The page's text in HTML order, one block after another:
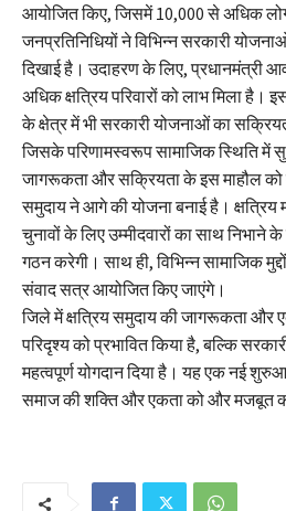
आयोजित किए, जिसमें 10,000 से अधिक
जनप्रतिनिधियों ने विभिन्न सरकारी
दिखाई है। उदाहरण के लिए, प्रधानमंत्री
अधिक क्षत्रिय परिवारों को लाभ मिला है।
के क्षेत्र में भी सरकारी योजनाओं का
जिसके परिणामस्वरूप सामाजिक स्थिति में
जागरूकता और सक्रियता के इस माहौल को
समुदाय ने आगे की योजना बनाई है। क्षत्रिय
चुनावों के लिए उम्मीदवारों का साथ निभाने
गठन करेगी। साथ ही, विभिन्न सामाजिक
संवाद सत्र आयोजित किए जाएंगे।
जिले में क्षत्रिय समुदाय की जागरूकता
परिदृश्य को प्रभावित किया है, बल्कि
महत्वपूर्ण योगदान दिया है। यह एक नई
समाज की शक्ति और एकता को और मजबूत